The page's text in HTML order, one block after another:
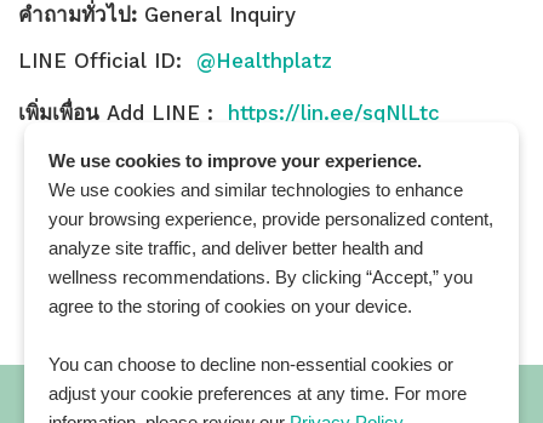
คำถามทั่วไป: General Inquiry
LINE Official ID: @Healthplatz
เพิ่มเพื่อน Add LINE : https://lin.ee/sqNlLtc
We use cookies to improve your experience.
We use cookies and similar technologies to enhance
your browsing experience, provide personalized content,
analyze site traffic, and deliver better health and
wellness recommendations. By clicking “Accept,” you
agree to the storing of cookies on your device.
You can choose to decline non-essential cookies or
adjust your cookie preferences at any time. For more